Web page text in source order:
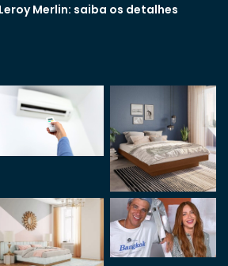
Merlin: saiba os detalhes